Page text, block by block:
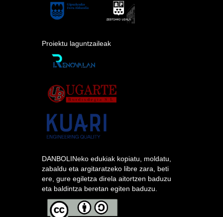
Proiektu laguntzaileak
DANBOLINeko edukiak kopiatu, moldatu,
zabaldu eta argitaratzeko libre zara, beti
ere, gure egiletza direla aitortzen baduzu
eta baldintza beretan egiten baduzu.